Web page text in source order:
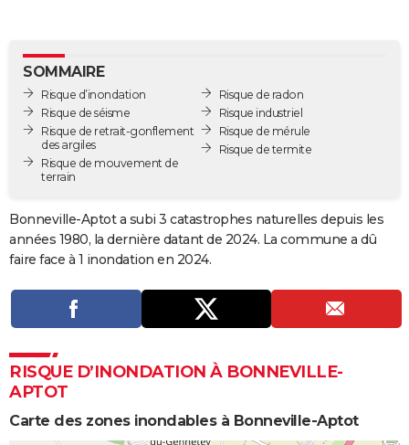
GUIDES D'ACHAT
BONS PLANS
CARTE DE VOEUX
Carte de Noël
Carte Bonne année
Carte Saint-Valentin
Carte Pâques
Carte d'anniversaire
DICTIONNAIRE
COPAINS D'AVANT
Bricolage
Lifestyle
Culture
Sport
Auto
Television
Voyage
Cinema
SOMMAIRE
Risque d’inondation
Risque de séisme
Risque de retrait-gonflement
des argiles
Risque de mouvement de
terrain
Risque de radon
Risque industriel
Risque de mérule
Risque de termite
Bonneville-Aptot a subi 3 catastrophes naturelles depuis les
années 1980, la dernière datant de 2024. La commune a dû
faire face à 1 inondation en 2024.
RISQUE D’INONDATION À BONNEVILLE-
APTOT
Carte des zones inondables à Bonneville-Aptot